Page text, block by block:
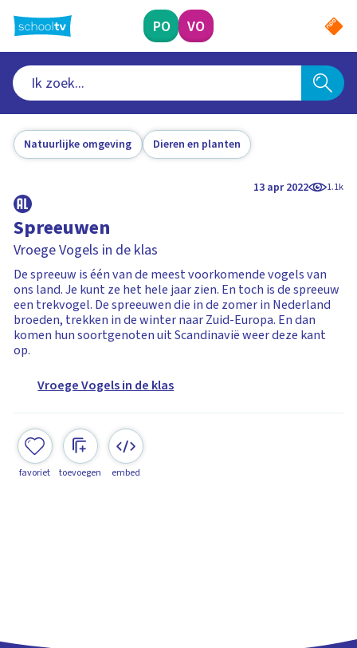
naar
hoofdinhoud
PO VO
Natuurlijke omgeving Dieren en planten
13 apr 2022 1.1k
Spreeuwen
Vroege Vogels in de klas
De spreeuw is één van de meest voorkomende vogels van
ons land. Je kunt ze het hele jaar zien. En toch is de spreeuw
een trekvogel. De spreeuwen die in de zomer in Nederland
broeden, trekken in de winter naar Zuid-Europa. En dan
komen hun soortgenoten uit Scandinavië weer deze kant
op.
Vroege Vogels in de klas
favoriet toevoegen embed